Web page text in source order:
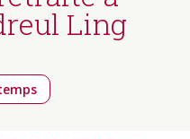
Ling